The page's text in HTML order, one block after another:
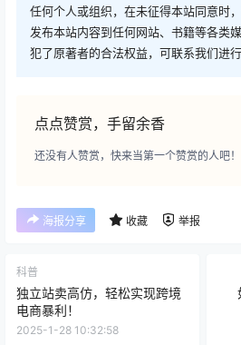
任何个人或组织，在未征得本站同意时
发布本站内容到任何网站、书籍等各类
犯了原著者的合法权益，可联系我们进行
点点赞赏，手留余香
还没有人赞赏，快来当第一个赞赏的人吧！
海报分享 收藏 举报
科普
独立站卖高仿，轻松实现跨境
电商暴利！
2025-1-28 10:32:58